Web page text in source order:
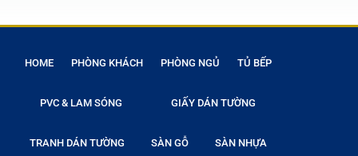
HOME PHÒNG KHÁCH PHÒNG NGỦ TỦ BẾP
PVC & LAM SÓNG GIẤY DÁN TƯỜNG
TRANH DÁN TƯỜNG SÀN GỖ SÀN NHỰA